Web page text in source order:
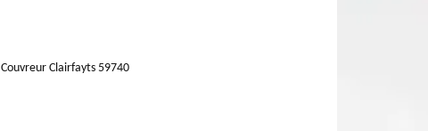
Couvreur Clairfayts 59740